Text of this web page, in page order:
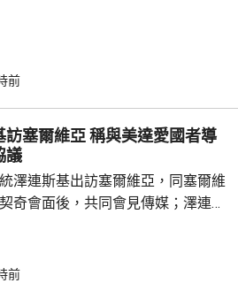
前
亞 稱與美達愛國者導
議
澤連斯基出訪塞爾維亞，同塞爾維
奇會面後，共同會見傳媒；澤連斯
未透露具體數量；他說，即便實現
前